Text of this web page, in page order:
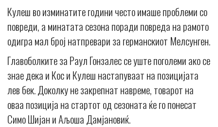
Кулеш во изминатите години често имаше проблеми со
повреди, а минатата сезона поради повреда на рамото
одигра мал број натпревари за германскиот Мелсунген.
Главоболките за Раул Гонзалес се уште поголеми ако се
знае дека и Кос и Кулеш настапуваат на позицијата
лев бек. Доколку не закрепнат навреме, товарот на
оваа позиција на стартот од сезоната ќе го понесат
Симо Шијан и Аљоша Дамјановиќ.